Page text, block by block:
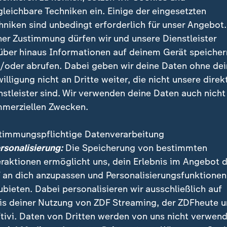
Kandidatur unsicher wie
kämpfen. So unsicher wie diesmal war die
Tisch der Welt noch nie. Alle acht Jahre hat sich
um einen nichtständigen Sitz im UN-
Mal, hat es geklappt.
Wie wirbt man für Deutschland?
ist die Nervosität, die beim Wahlkampf für die
im Auswärtigen Amt wagt eine Vorhersage.
Wadephul in New York, um persönlich sechs
und Skeptiker zu bearbeiten. Mehr als
Auswärtige Amt seitdem gezählt haben.
Techniken ein. Einige der eingesetzten
sind unbedingt erforderlich für unser
Zustimmung dürfen wir und unsere Dienstleister
hinaus Informationen auf deinem Gerät
oder abrufen. Dabei geben wir deine Daten ohne
nicht an Dritte weiter, die nicht unsere
sind. Wir verwenden deine Daten auch nicht
Zwecken.
Datenverarbeitung
Die Speicherung von bestimmten
ermöglicht uns, dein Erlebnis im Angebot
an dich anzupassen und Personalisierungsfunktionen
Dabei personalisieren wir ausschließlich auf
deiner Nutzung von ZDF Streaming, der ZDFheute
Daten von Dritten werden von uns nicht